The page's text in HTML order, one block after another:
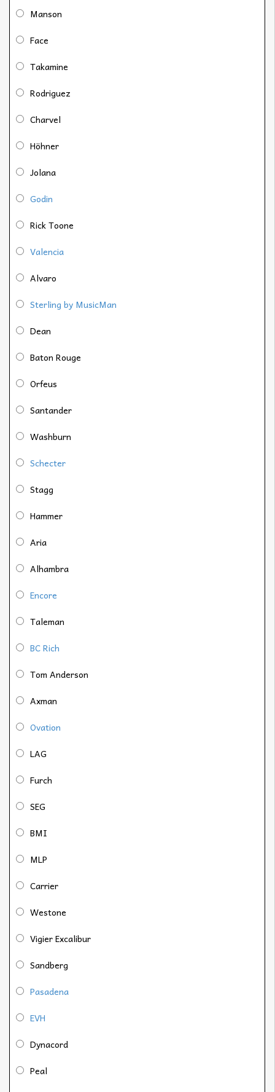
Manson
Face
Takamine
Rodriguez
Charvel
Höhner
Jolana
Godin
Rick Toone
Valencia
Alvaro
Sterling by MusicMan
Dean
Baton Rouge
Orfeus
Santander
Washburn
Schecter
Stagg
Hammer
Aria
Alhambra
Encore
Taleman
BC Rich
Tom Anderson
Axman
Ovation
LAG
Furch
SEG
BMI
MLP
Carrier
Westone
Vigier Excalibur
Sandberg
Pasadena
EVH
Dynacord
Peal